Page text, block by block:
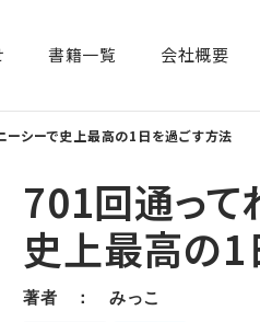
書籍一覧​ 会社概要
ーシーで史上最高の1日を過ごす方法
701回通って
史上最高の1
著者 ： みっこ